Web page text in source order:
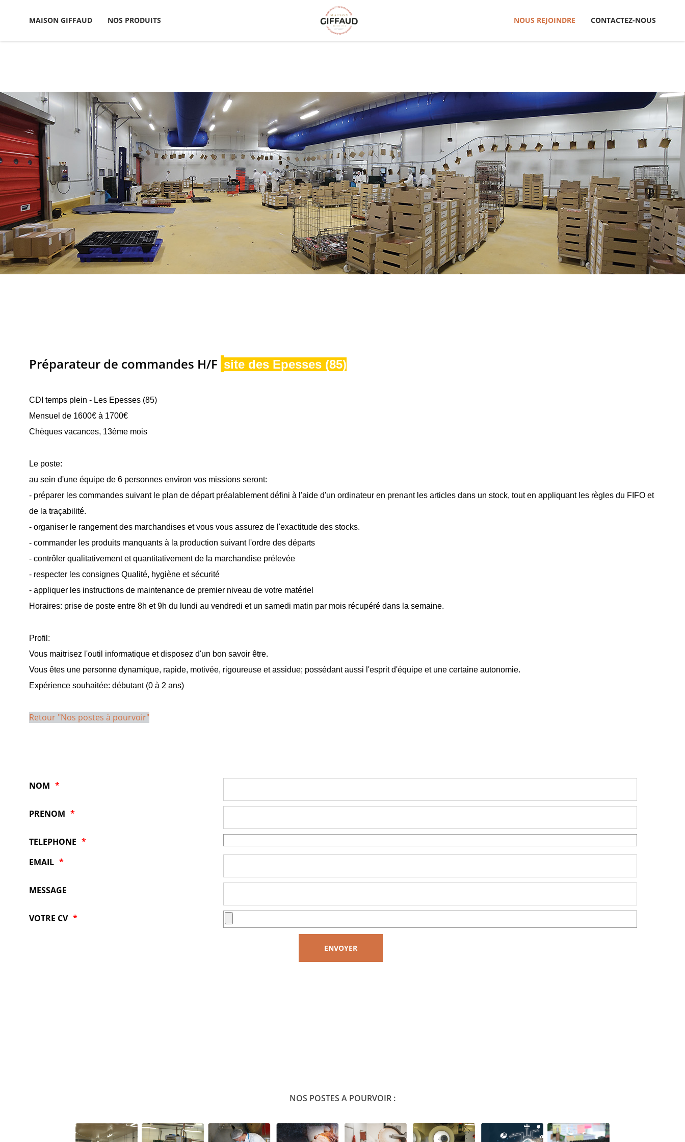
MAISON GIFFAUD NOS PRODUITS NOUS REJOINDRE
TECHNICIEN DE
MAINTENANCE
DEVELOPPEUR
LOGICIEL CONFIRME
PREPARATEUR DE
COMMANDES
AGENT DE
PRODUCTION
CONTACTEZ-NOUS
Préparateur de commandes H/F site des Epesses (85)
CDI temps plein - Les Epesses (85)
Mensuel de 1600€ à 1700€
Chèques vacances, 13ème mois
Le poste:
au sein d'une équipe de 6 personnes environ vos missions seront:
- préparer les commandes suivant le plan de départ préalablement défini à l'aide d'un ordinateur en prenant les articles dans un stock, tout en appliquant les règles du FIFO et
de la traçabilité.
- organiser le rangement des marchandises et vous vous assurez de l'exactitude des stocks.
- commander les produits manquants à la production suivant l'ordre des départs
- contrôler qualitativement et quantitativement de la marchandise prélevée
- respecter les consignes Qualité, hygiène et sécurité
- appliquer les instructions de maintenance de premier niveau de votre matériel
Horaires: prise de poste entre 8h et 9h du lundi au vendredi et un samedi matin par mois récupéré dans la semaine.
Profil:
Vous maitrisez l'outil informatique et disposez d'un bon savoir être.
Vous êtes une personne dynamique, rapide, motivée, rigoureuse et assidue; possédant aussi l'esprit d'équipe et une certaine autonomie.
Expérience souhaitée: débutant (0 à 2 ans)
Retour "Nos postes à pourvoir"
NOM
PRENOM
TELEPHONE
EMAIL
MESSAGE
VOTRE CV
NOS POSTES A POURVOIR :